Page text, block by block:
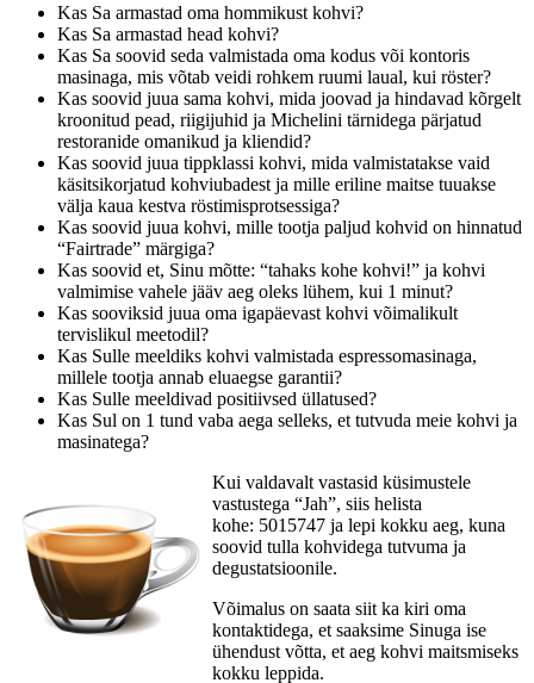
Kas Sa armastad oma hommikust kohvi?
Kas Sa armastad head kohvi?
Kas Sa soovid seda valmistada oma kodus või kontoris
masinaga, mis võtab veidi rohkem ruumi laual, kui röster?
Kas soovid juua sama kohvi, mida joovad ja hindavad kõrgelt
kroonitud pead, riigijuhid ja Michelini tärnidega pärjatud
restoranide omanikud ja kliendid?
Kas soovid juua tippklassi kohvi, mida valmistatakse vaid
käsitsikorjatud kohviubadest ja mille eriline maitse tuuakse
välja kaua kestva röstimisprotsessiga?
Kas soovid juua kohvi, mille tootja paljud kohvid on hinnatud
“Fairtrade” märgiga?
Kas soovid et, Sinu mõtte: “tahaks kohe kohvi!” ja kohvi
valmimise vahele jääv aeg oleks lühem, kui 1 minut?
Kas sooviksid juua oma igapäevast kohvi võimalikult
tervislikul meetodil?
Kas Sulle meeldiks kohvi valmistada espressomasinaga,
millele tootja annab eluaegse garantii?
Kas Sulle meeldivad positiivsed üllatused?
Kas Sul on 1 tund vaba aega selleks, et tutvuda meie kohvi ja
masinatega?
Kui valdavalt vastasid küsimustele
vastustega “Jah”, siis helista
kohe: 5015747 ja lepi kokku aeg, kuna
soovid tulla kohvidega tutvuma ja
degustatsioonile.
Võimalus on saata siit ka kiri oma
kontaktidega, et saaksime Sinuga ise
ühendust võtta, et aeg kohvi maitsmiseks
kokku leppida.